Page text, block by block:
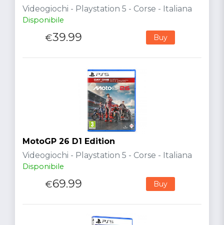
Videogiochi - Playstation 5 - Corse - Italiana
Disponibile
€39.99 Buy
MotoGP 26 D1 Edition
Videogiochi - Playstation 5 - Corse - Italiana
Disponibile
€69.99 Buy